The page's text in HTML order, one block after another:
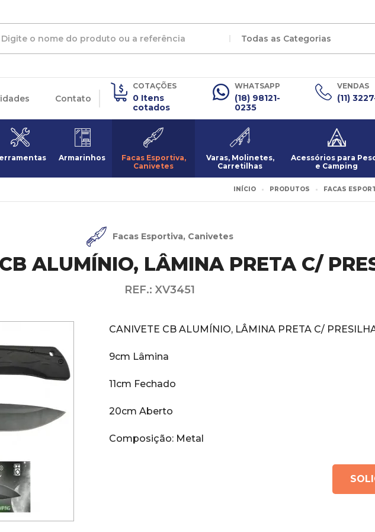
Todas as Categorias
Contato
COTAÇÕES
0 Itens
cotados
WHATSAPP
(18) 98121-
0235
VENDAS
(11)
Armarinhos
Facas Esportiva,
Canivetes
Varas, Molinetes,
Carretilhas
Acessórios para
e Camping
INÍCIO PRODUTOS FACAS
Facas Esportiva, Canivetes
ALUMÍNIO, LÂMINA PRETA C/
REF.: XV3451
CANIVETE CB ALUMÍNIO, LÂMINA PRETA C/
9cm Lâmina
11cm Fechado
20cm Aberto
Composição: Metal